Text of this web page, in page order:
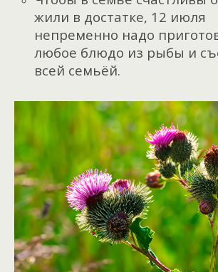
жили в достатке, 12 июля
непременно надо
любое блюдо из рыбы и
всей семьёй.